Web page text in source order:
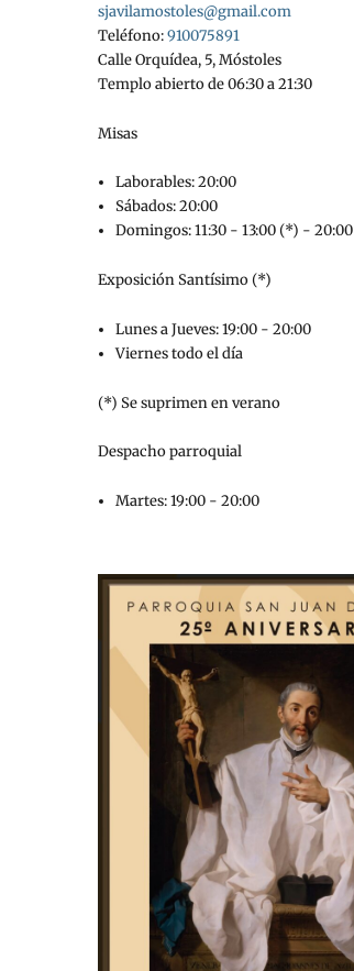
sjavilamostoles@gmail.com
Teléfono:910075891
Calle Orquídea, 5, Móstoles
Templo abierto de 06:30 a 21:30
Misas
Laborables: 20:00
Sábados: 20:00
Domingos: 11:30 - 13:00 (*) - 20:00
Exposición Santísimo (*)
Lunes a Jueves: 19:00 - 20:00
Viernes todo el día
(*) Se suprimen en verano
Despacho parroquial
Martes: 19:00 - 20:00